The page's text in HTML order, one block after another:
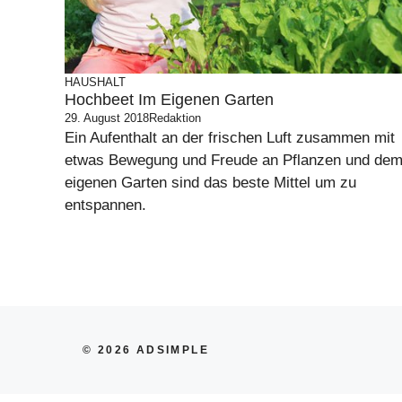
HAUSHALT
Hochbeet Im Eigenen Garten
29. August 2018Redaktion
Ein Aufenthalt an der frischen Luft zusammen mit
etwas Bewegung und Freude an Pflanzen und dem
eigenen Garten sind das beste Mittel um zu
entspannen.
© 2026 ADSIMPLE